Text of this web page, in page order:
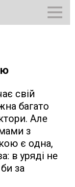
свій
багато
Але
з
є одна,
в уряді не
за